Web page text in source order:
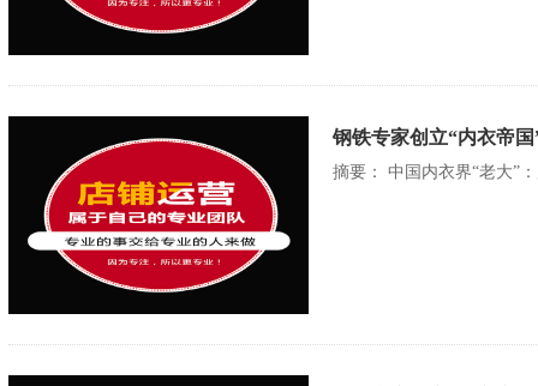
钢铁专家创立“内衣帝
摘要： 中国内衣界“老大”